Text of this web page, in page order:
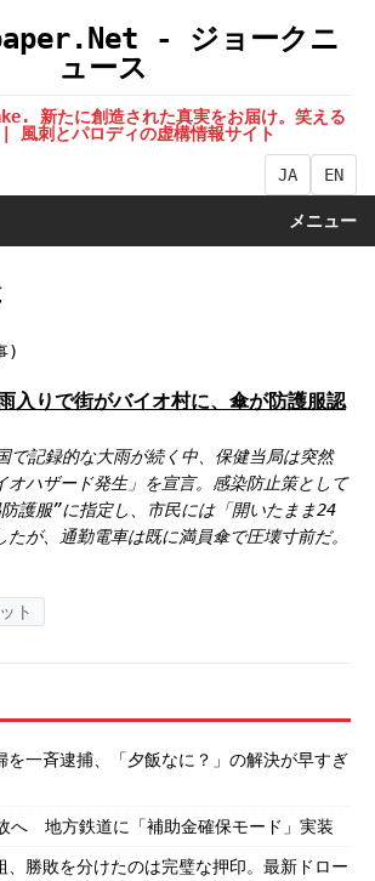
- ジョークニ
ュース
たに創造された真実をお届け。笑える
風刺とパロディの虚構情報サイト
JA EN
メニュー
)
入りで街がバイオ村に、傘が防護服認
で記録的な大雨が続く中、保健当局は突然
オハザード発生」を宣言。感染防止策として
護服”に指定し、市民には「開いたまま24
が、通勤電車は既に満員傘で圧壊寸前だ。
ト
を一斉逮捕、「夕飯なに？」の解決が早すぎ
へ 地方鉄道に「補助金確保モード」実装
、勝敗を分けたのは完璧な押印。最新ドロー